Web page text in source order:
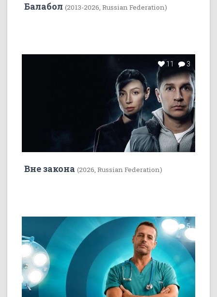
Балабол (2013-2026, Russian Federation)
11 3
Вне закона (2026, Russian Federation)
7 5